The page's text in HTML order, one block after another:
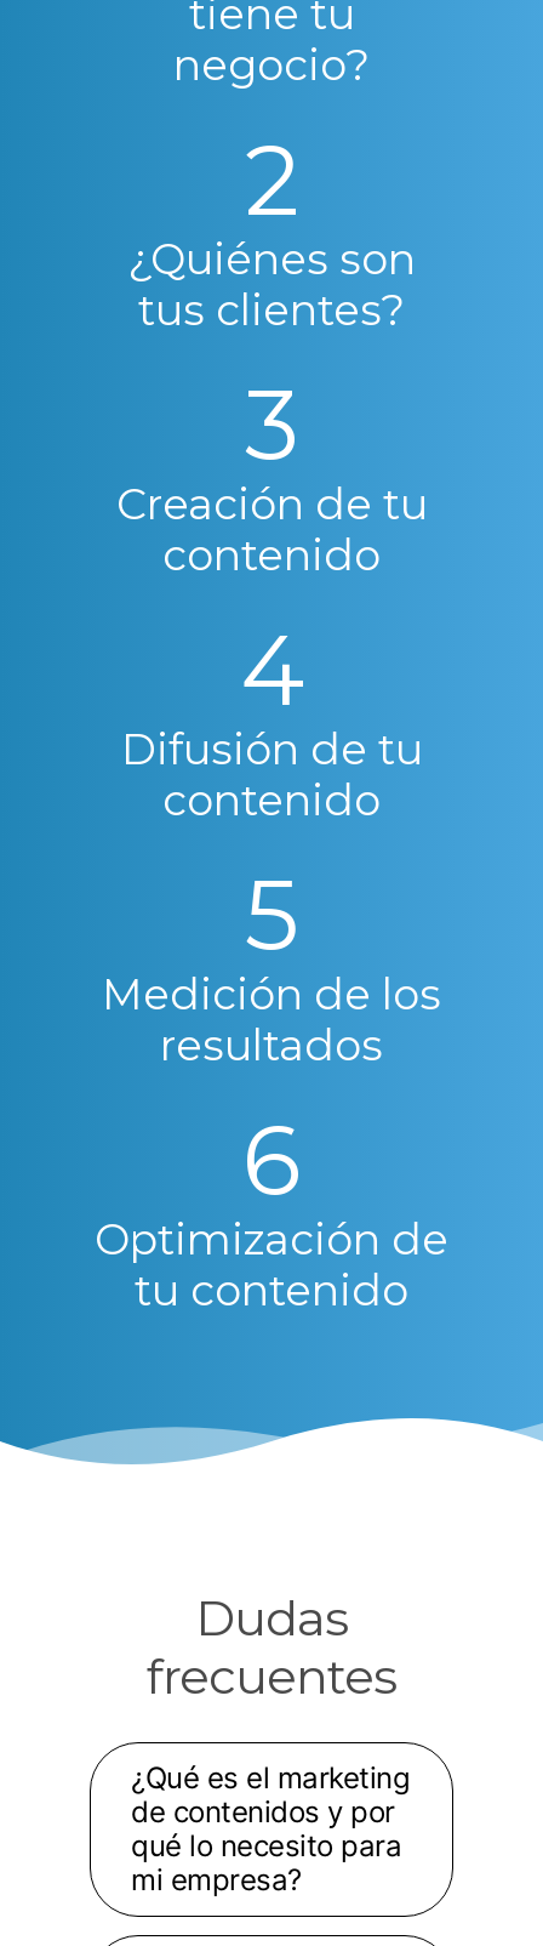
tiene tu
negocio?
2
¿Quiénes son
tus clientes?
3
Creación de tu
contenido
4
Difusión de tu
contenido
5
Medición de los
resultados
6
Optimización de
tu contenido
Dudas
frecuentes
¿Qué es el marketing
de contenidos y por
qué lo necesito para
mi empresa?